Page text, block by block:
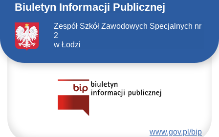
Biuletyn Informacji Publicznej
Zespół Szkół Zawodowych Specjalnych nr
2
w Łodzi
www.gov.pl/bip